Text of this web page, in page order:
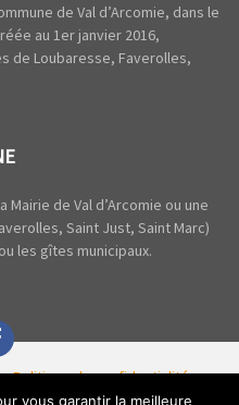
de Val d’Arcomie, dans le
au 1er janvier 2016,
de Loubaresse, Faverolles,
de Val d’Arcomie ou une
Saint Just, Saint Marc)
les gîtes municipaux.
Politique de confidentialité
privé
vous garantir la meilleure